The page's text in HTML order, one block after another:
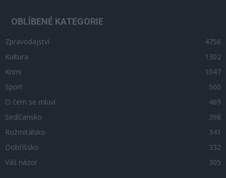
OBLÍBENÉ KATEGORIE
Zpravodajství
4756
Kultura
1302
Krimi
1047
Sport
500
O čem se mluví
469
Sedlčansko
398
Rožmitálsko
341
Dobříšsko
332
Váš názor
305